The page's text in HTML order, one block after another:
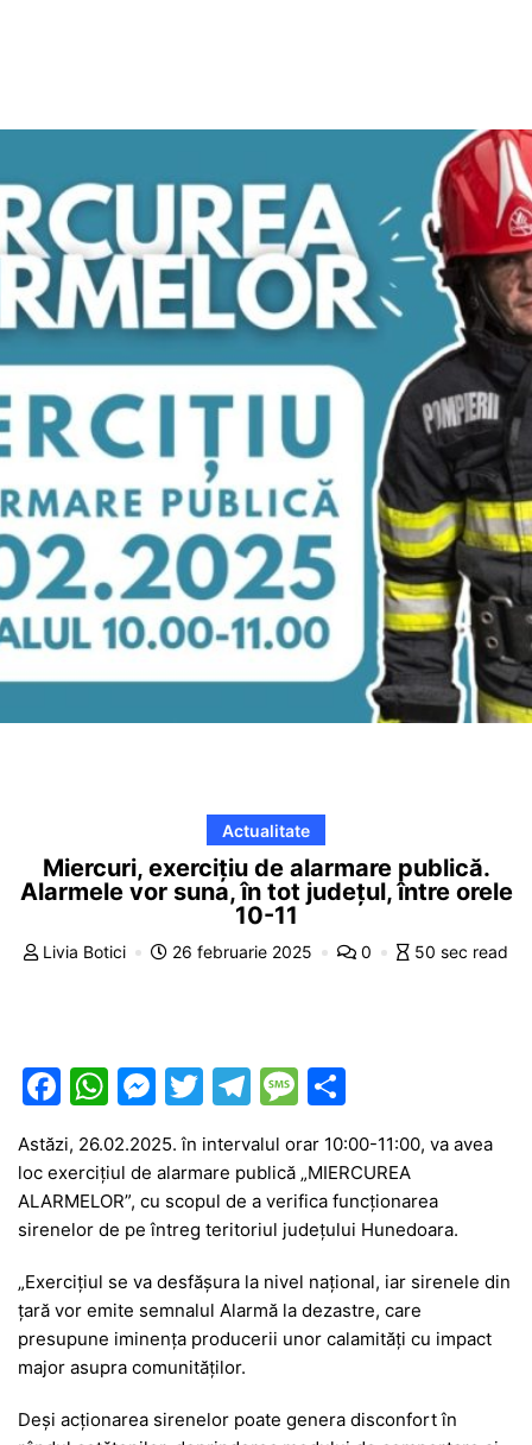
Actualitate
Miercuri, exercițiu de alarmare publică.
Alarmele vor suna, în tot județul, între orele
10-11
Livia Botici 26 februarie 2025 0 50 sec read
F
a
c
e
b
o
o
k
W
at
s
A
p
p
M
s
s
e
n
g
er
T
w
itt
er
T
e
gr
a
m
M
s
s
a
g
e
ta
je
a
z
ă
Astăzi, 26.02.2025. în intervalul orar 10:00-11:00, va avea
loc exercițiul de alarmare publică „MIERCUREA
ALARMELOR”, cu scopul de a verifica funcționarea
sirenelor de pe întreg teritoriul județului Hunedoara.
„Exercițiul se va desfășura la nivel național, iar sirenele din
țară vor emite semnalul Alarmă la dezastre, care
presupune iminența producerii unor calamități cu impact
major asupra comunităților.
Deși acționarea sirenelor poate genera disconfort în